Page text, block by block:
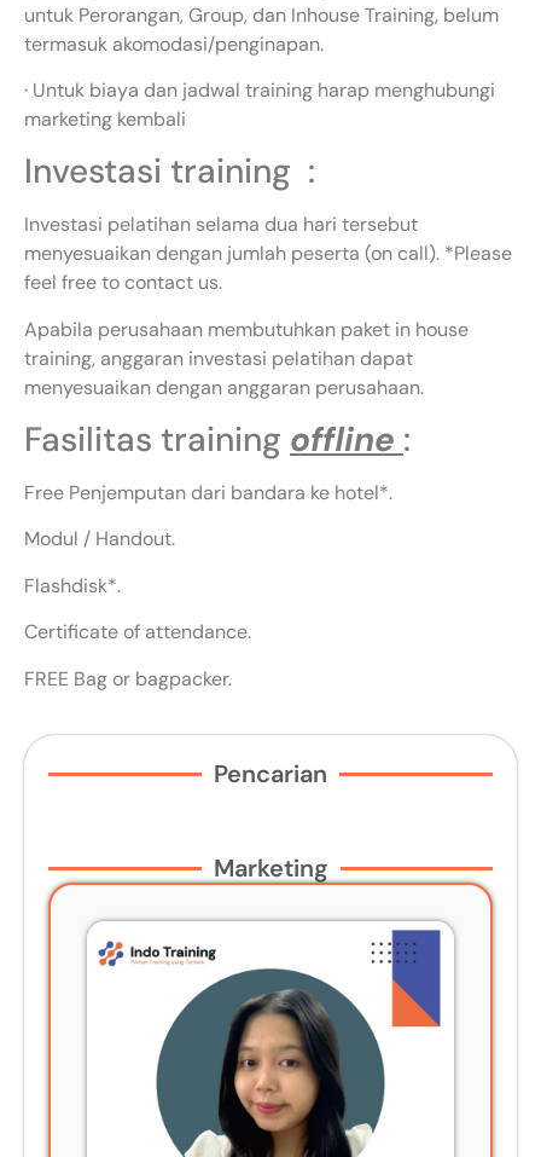
untuk Perorangan, Group, dan Inhouse Training, belum
termasuk akomodasi/penginapan.
· Untuk biaya dan jadwal training harap menghubungi
marketing kembali
Investasi training :
Investasi pelatihan selama dua hari tersebut
menyesuaikan dengan jumlah peserta (on call). *Please
feel free to contact us.
Apabila perusahaan membutuhkan paket in house
training, anggaran investasi pelatihan dapat
menyesuaikan dengan anggaran perusahaan.
Fasilitas training offline :
Free Penjemputan dari bandara ke hotel*.
Modul / Handout.
Flashdisk*.
Certificate of attendance.
FREE Bag or bagpacker.
Pencarian
Marketing